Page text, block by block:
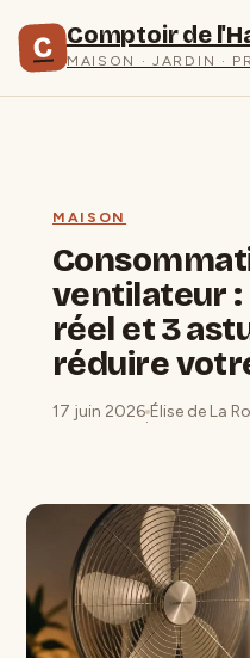
C Comptoir de
MAISON · JARDIN ·
MAISON
ventilateur :
réel et 3
réduire
17 juin 2026
·
Élise de La